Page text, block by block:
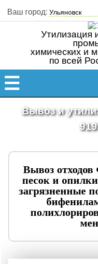
Ваш город:
Утилизация
химических и
по всей
Вывоз и
Вывоз
песок и
загрязненные